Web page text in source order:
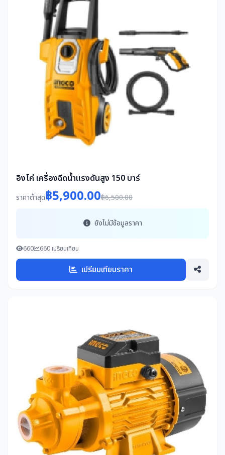
อิงโค่ เครื่องฉีดน้ำแรงดันสูง 150 บาร์
ราคาต่ำสุด฿5,900.00฿6,500.00
ยังไม่มีข้อมูลราคา
660 660 เปรียบเทียบ
เปรียบเทียบราคา